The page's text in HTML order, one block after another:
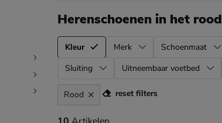
Herenschoenen in het rood
Kleur Merk Schoenmaat
Sluiting
Uitneembaar voetbed
Rood reset filters
10 artikelen